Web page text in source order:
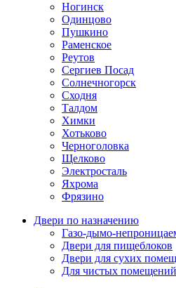
Ногинск
Одинцово
Пушкино
Раменское
Реутов
Сергиев Посад
Солнечногорск
Сходня
Талдом
Химки
Хотьково
Черноголовка
Щелково
Электросталь
Яхрома
Фрязино
Двери по назначению
Газо-дымо-
Двери для пищеблоков
Двери для сухих
Для чистых помещений